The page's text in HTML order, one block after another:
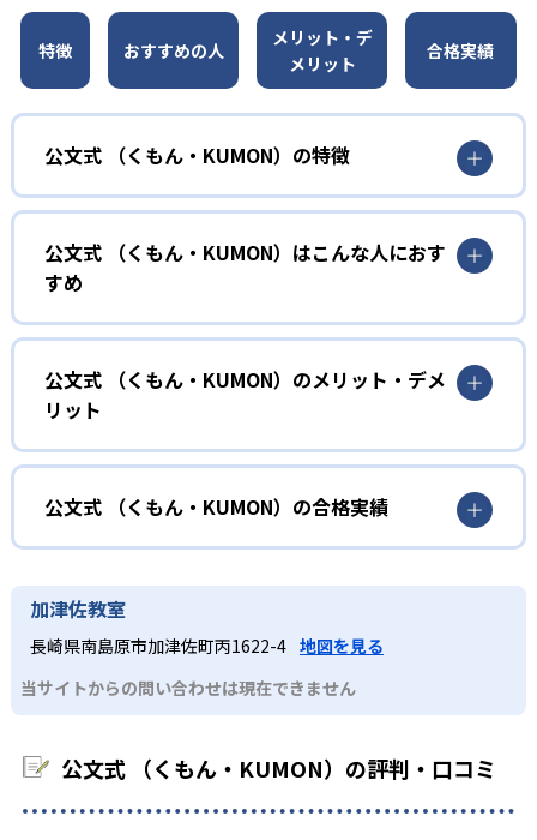
特徴 おすすめの人
メリット・デ
メリット
合格実績
公文式 （くもん・KUMON）の特徴
01
無学年式の学力別学習
KUMONでは、年齢や学年にとらわれずに、一人ひとりの学
力に応じたレベルから学習を始めている。
確実に100点が取れるレベルから少しずつ難易度を上げてい
しさを経験できる。
KUMONの教材は、簡単な問題から高度な問題へと、スモー
ルステップで進んでいけるよう工夫されている。このスタ
イルは子どもの学習意欲をかき立てるため、教えてもらう
という受け身の姿勢ではなく、自ら進んで学ぶ姿勢を身に
つけられるだろう。
また、自学学習スタイルで学ぶ子どもたちは、自らの学習
課題に気がつくようになる。学年を超えた範囲も学習でき
03 フレキシブルな受講スタイル
KUMONでは、教室が開いている時間内であれば、何曜日に
い中高生にも通室しやすい。また、教室によっては自宅か
公文式 （くもん・KUMON）はこんな人におす
すめ
幼児
小学校に入る準備をしたい幼児向け
KUMONでは細かいステップに分かれた教材で、わかる楽し
さを経験しながら無理なく力を高めていける。
性格や学習への取り組み姿勢に合わせて内容も調整するた
め、小学校に入ってもつまずきにくい学力を身につけられ
るだろう。
中学に向けて苦手教科を克服したい子ども向け
KUMONでは経験豊富な先生が、子どものやる気を引き出せ
る。苦手な科目でも自分で解けた達成感を味わうことで、
少しずつ苦手意識を克服できるだろう。
中学生・高校生
部活や習い事と両立したい生徒向け
公文式 （くもん・KUMON）のメリット・デメ
リット
どんなメリットがある？
KUMONでは自学自習スタイルで勉強するため、集中力や目
標に向かって頑張りやり抜く力を育むことができる。ま
た、年齢や学年にとらわれずに自分の学力に相応したレベ
ルから学習できるため、難しすぎてやる気を損ねたり、簡
単すぎて退屈することもない。
どんなデメリットがある？
KUMONでは、中高生のクラスでも数学・英語・国語の3教
科に限られるため、その他の教科に関しては他塾を検討す
公文式 （くもん・KUMON）の合格実績
KUMONは、公式サイトでは合格実績は公開していない。志
望校への実績があるかどうかは、通う予定の教室に問い合
わせたい。
加津佐教室
長崎県南島原市加津佐町丙1622-4 地図を見る
当サイトからの問い合わせは現在できません
公文式 （くもん・KUMON）の評判・口コミ